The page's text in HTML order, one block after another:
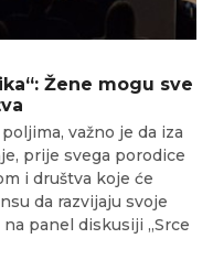
Žene mogu sve
važno je da iza
prije svega porodice
i društva koje će
da razvijaju svoje
panel diskusiji „Srce